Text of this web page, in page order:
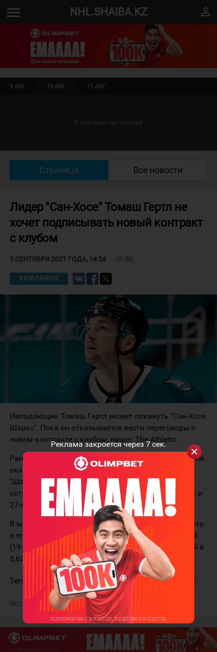
Реклама закроется через6сек.
menu NHL.SHAIBA.KZ perm_identity
9 АВГ. 10 АВГ. 11 АВГ.
В этот день нет матчей
Страница Все новости
Лидер "Сан-Хосе" Томаш Гертл не
хочет подписывать новый контракт
с клубом
5 СЕНТЯБРЯ 2021 ГОДА, 14:54 80
В ИЗБРАННОЕ
Нападающий Томаш Гертл может покинуть "Сан-Хосе
Шаркс". Пока он отказывается вести переговоры о
новом контракте с клубом, пишет The Athletic.
Ранее сообщалось, что несколько ключевых игроков
сказали руководству, что не хотят быть частью
"Шаркс" в будущем, если форвард Эвандер Кейн
останется в команде. В число недовольных входит и
27-летний чех.
В минувшем сезоне Томаш Гертл занял второе место
в списке лучших бомбардиров команды, набрав 43
(19+24) балла в 50 играх. Его контракт с зарплатой в
5,625 миллиона долларов рассчитан ещё на сезон.
Теги: Гертл Томаш Сан-Хосе Шаркс Кейн Эвандер
Источник: The Athletic